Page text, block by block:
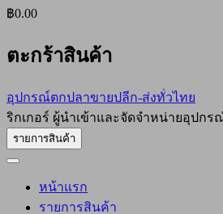
฿0.00
ตะกร้าสินค้า
อุปกรณ์ตกปลาขายปลีก-ส่งทั่วไทย
ริกเกอร์ ผู้นำเข้าและจัดจำหน่ายอุปก
รายการสินค้า
หน้าแรก
รายการสินค้า